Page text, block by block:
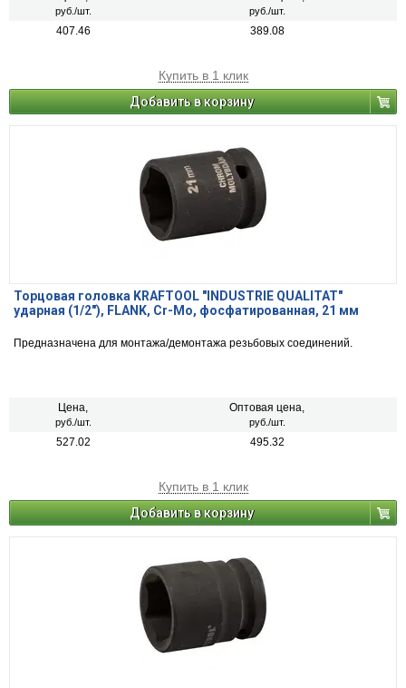
руб./шт. руб./шт.
407.46 389.08
Купить в 1 клик
Добавить в корзину
Торцовая головка KRAFTOOL "INDUSTRIE QUALITAT"
ударная (1/2"), FLANK, Cr-Mo, фосфатированная, 21 мм
Предназначена для монтажа/демонтажа резьбовых соединений.
Цена,
руб./шт.
Оптовая цена,
руб./шт.
527.02 495.32
Купить в 1 клик
Добавить в корзину